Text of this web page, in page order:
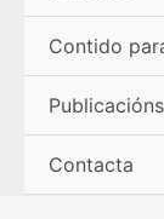
Contido
Publicacións
Contacta